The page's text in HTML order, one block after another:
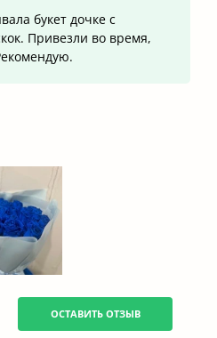
букет дочке с
Привезли во время,
ОСТАВИТЬ ОТЗЫВ